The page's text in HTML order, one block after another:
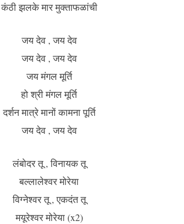
कंठी झलके मार मुक्ताफळांची
जय देव , जय देव
जय देव , जय देव
जय मंगल मूर्ति
हो श्री मंगल मूर्ति
दर्शन मात्रे मानों कामना पूर्ति
जय देव , जय देव
लंबोदर तू , विनायक तू
बल्लालेश्वर मोरेया
विग्नेश्वर तू , एकदंत तू
मयूरेश्वर मोरेया (x2)